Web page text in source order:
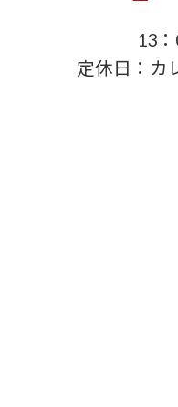
13
定休日：カ